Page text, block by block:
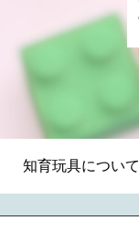
知育玩具について